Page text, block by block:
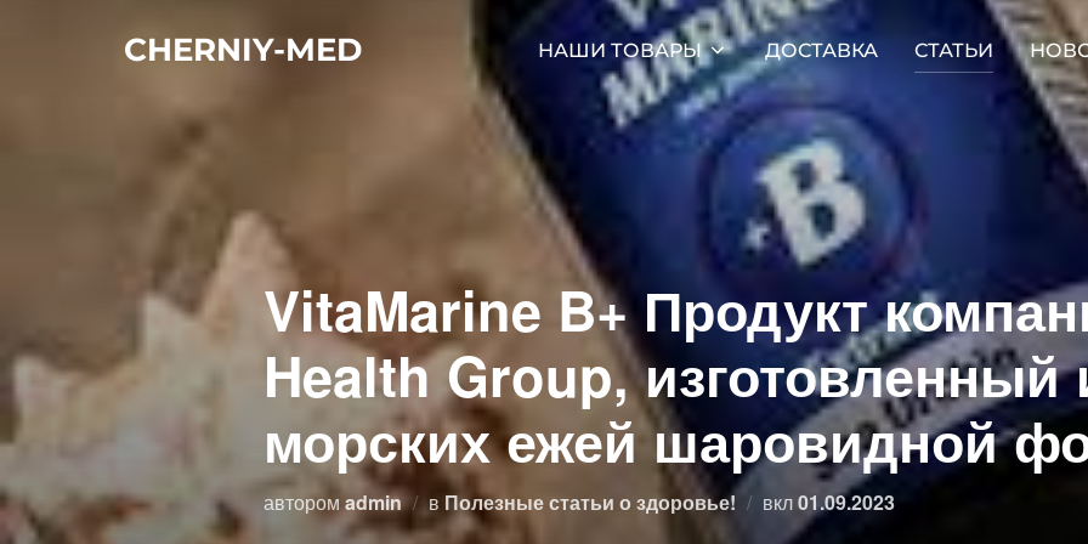
CHERNIY-MED НАШИ ТОВАРЫ ДОСТАВКА СТАТЬИ
VitaMarine B+ Продукт
Health Group, изготовленный
морских ежей шаровидной
автором admin в Полезные статьи о здоровье! вклОпубликовано
01.09.2023